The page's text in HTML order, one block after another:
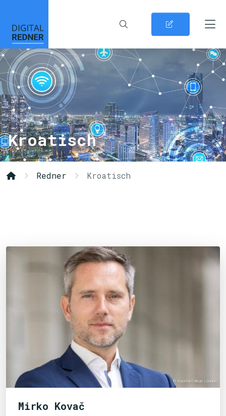
Kroatisch
Redner Kroatisch
© Imperial College London
Mirko Kovač